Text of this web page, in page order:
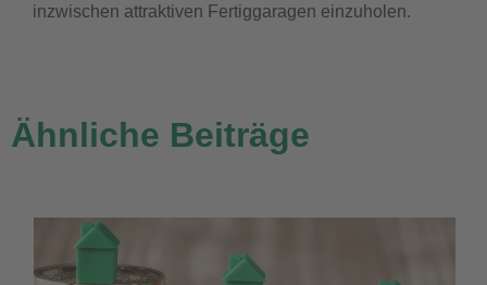
inzwischen attraktiven Fertiggaragen einzuholen.
Ähnliche Beiträge